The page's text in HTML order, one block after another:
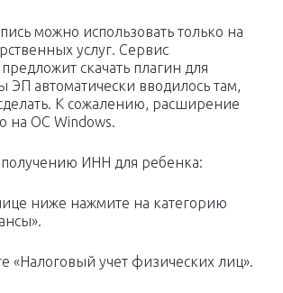
можно использовать только на
услуг. Сервис
скачать плагин для
ЭП автоматически вводилось там,
К сожалению, расширение
на ОС Windows.
ИНН для ребенка:
ниже нажмите на категорию
«Налоговый учет физических лиц».